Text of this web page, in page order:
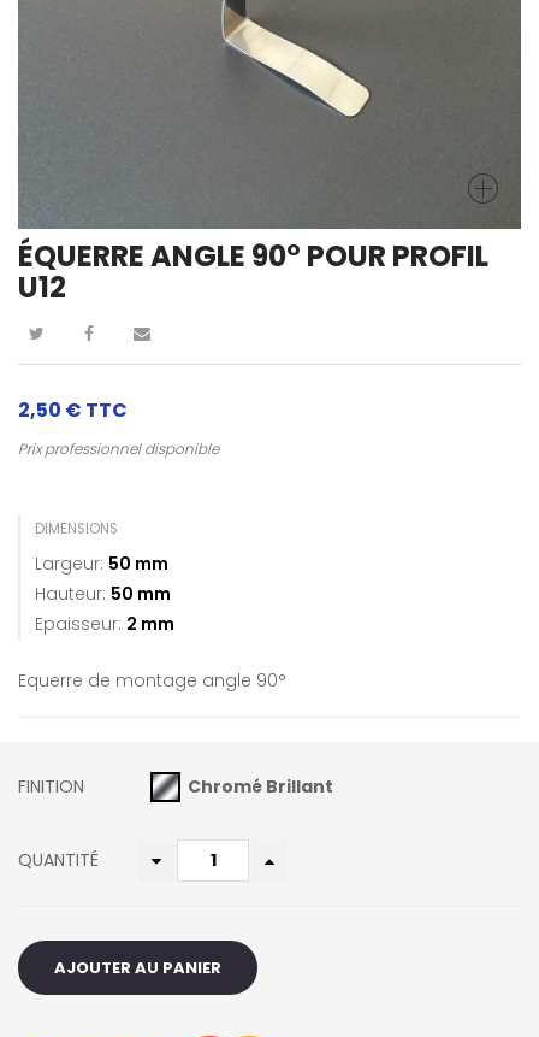
ÉQUERRE ANGLE 90° POUR PROFIL
U12
2,50 € TTC
Prix professionnel disponible
DIMENSIONS
Largeur: 50 mm
Hauteur: 50 mm
Epaisseur: 2 mm
Equerre de montage angle 90°
FINITION Chromé Brillant
QUANTITÉ
AJOUTER AU PANIER